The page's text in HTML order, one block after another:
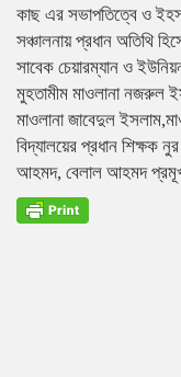
কাছ এর সভাপতিত্বে ও
সঞ্চালনায় প্রধান অতিথি
সাবেক চেয়ারম্যান ও
মুহতামীম মাওলানা নজরুল
মাওলানা জাবেদুল
বিদ্যালয়ের প্রধান শিক্ষক
আহমদ, বেলাল আহমদ